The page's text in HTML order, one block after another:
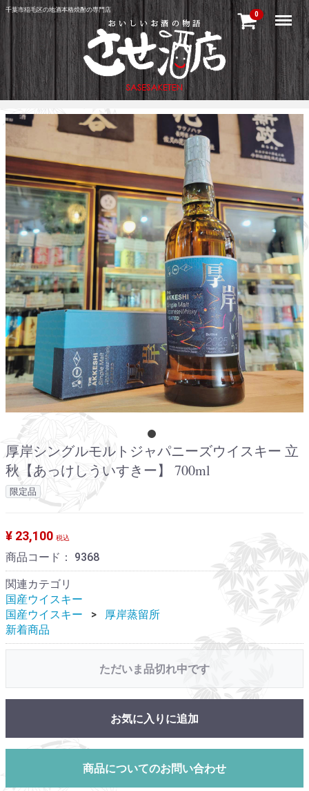
千葉市稲毛区の地酒本格焼酎の専門店
0 Menu
厚岸シングルモルトジャパニーズウイスキー 立
秋【あっけしういすきー】 700ml
限定品
¥ 23,100 税込
商品コード： 9368
関連カテゴリ
国産ウイスキー
国産ウイスキー
厚岸蒸留所
新着商品
ただいま品切れ中です
お気に入りに追加
商品についてのお問い合わせ